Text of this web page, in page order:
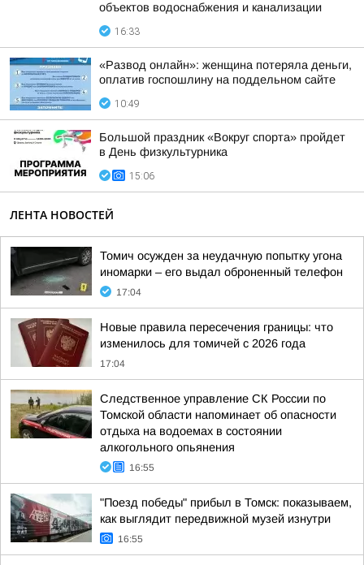
объектов водоснабжения и канализации
16:33
«Развод онлайн»: женщина потеряла деньги,
оплатив госпошлину на поддельном сайте
10:49
Большой праздник «Вокруг спорта» пройдет
в День физкультурника
15:06
ЛЕНТА НОВОСТЕЙ
Томич осужден за неудачную попытку угона
иномарки – его выдал оброненный телефон
17:04
Новые правила пересечения границы: что
изменилось для томичей с 2026 года
17:04
Следственное управление СК России по
Томской области напоминает об опасности
отдыха на водоемах в состоянии
алкогольного опьянения
16:55
"Поезд победы" прибыл в Томск: показываем,
как выглядит передвижной музей изнутри
16:55